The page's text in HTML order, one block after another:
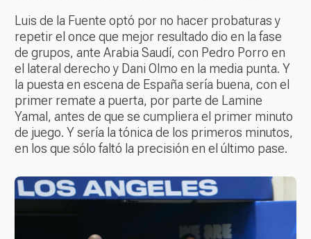
Luis de la Fuente optó por no hacer probaturas y
repetir el once que mejor resultado dio en la fase
de grupos, ante Arabia Saudí, con Pedro Porro en
el lateral derecho y Dani Olmo en la media punta. Y
la puesta en escena de España sería buena, con el
primer remate a puerta, por parte de Lamine
Yamal, antes de que se cumpliera el primer minuto
de juego. Y sería la tónica de los primeros minutos,
en los que sólo faltó la precisión en el último pase.